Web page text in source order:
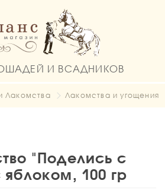
И ВСАДНИКОВ
Лакомства Лакомства и угощения
"Поделись с
100 гр